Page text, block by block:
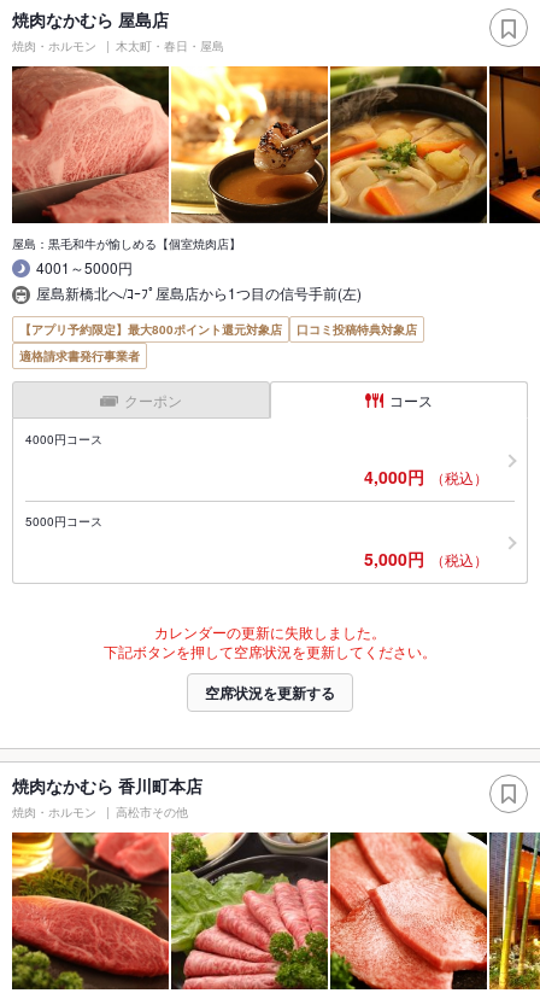
焼肉なかむら 屋島店
焼肉・ホルモン 木太町・春日・屋島
屋島：黒毛和牛が愉しめる【個室焼肉店】
4001～5000円
屋島新橋北へ/ｺｰﾌﾟ屋島店から1つ目の信号手前(左)
【アプリ予約限定】最大800ポイント還元対象店
口コミ投稿特典対象店
適格請求書発行事業者
クーポン コース
4000円コース
4,000円 （税込）
5000円コース
5,000円 （税込）
カレンダーの更新に失敗しました。
下記ボタンを押して空席状況を更新してください。
空席状況を更新する
焼肉なかむら 香川町本店
焼肉・ホルモン 高松市その他